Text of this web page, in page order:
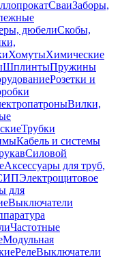
СваиЗаборы,
дюбелиСкобы,
ХомутыХимические
ШплинтыПружины
Розетки и
Вилки,
Трубки
Кабель и системы
Силовой
Аксессуары для труб,
Электрощитовое
для
Выключатели
Частотные
Модульная
РелеВыключатели